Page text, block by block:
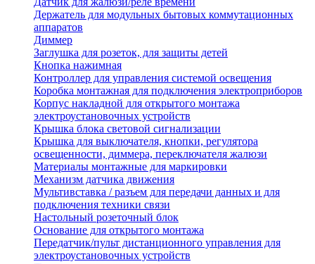
Держатель для модульных бытовых коммутационных
аппаратов
Диммер
Заглушка для розеток, для защиты детей
Кнопка нажимная
Контроллер для управления системой освещения
Коробка монтажная для подключения электроприборов
Корпус накладной для открытого монтажа
электроустановочных устройств
Крышка блока световой сигнализации
Крышка для выключателя, кнопки, регулятора
освещенности, диммера, переключателя жалюзи
Материалы монтажные для маркировки
Механизм датчика движения
Мультивставка / разъем для передачи данных и для
подключения техники связи
Настольный розеточный блок
Основание для открытого монтажа
Передатчик/пульт дистанционного управления для
электроустановочных устройств